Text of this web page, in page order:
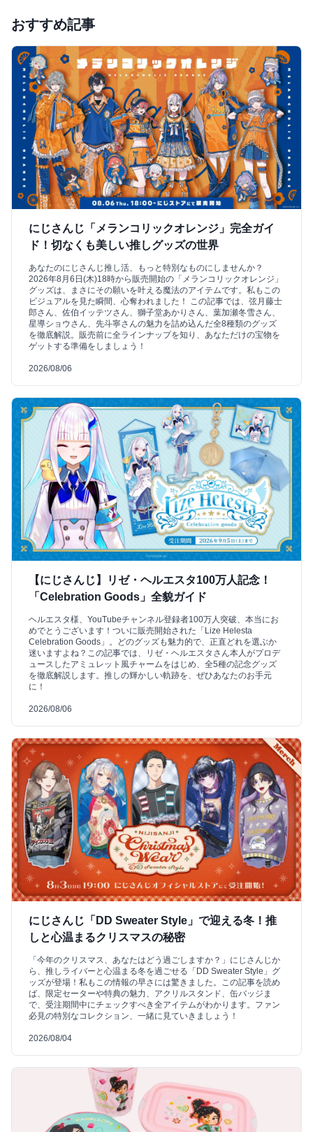
おすすめ記事
にじさんじ「メランコリックオレンジ」完全ガイ
ド！切なくも美しい推しグッズの世界
あなたのにじさんじ推し活、もっと特別なものにしませんか？
2026年8月6日(木)18時から販売開始の「メランコリックオレンジ」
グッズは、まさにその願いを叶える魔法のアイテムです。私もこの
ビジュアルを見た瞬間、心奪われました！ この記事では、弦月藤士
郎さん、佐伯イッテツさん、獅子堂あかりさん、葉加瀬冬雪さん、
星導ショウさん、先斗寧さんの魅力を詰め込んだ全8種類のグッズ
を徹底解説。販売前に全ラインナップを知り、あなただけの宝物を
ゲットする準備をしましょう！
2026/08/06
【にじさんじ】リゼ・ヘルエスタ100万人記念！
「Celebration Goods」全貌ガイド
ヘルエスタ様、YouTubeチャンネル登録者100万人突破、本当にお
めでとうございます！ついに販売開始された「Lize Helesta
Celebration Goods」。どのグッズも魅力的で、正直どれを選ぶか
迷いますよね？この記事では、リゼ・ヘルエスタさん本人がプロデ
ュースしたアミュレット風チャームをはじめ、全5種の記念グッズ
を徹底解説します。推しの輝かしい軌跡を、ぜひあなたのお手元
に！
2026/08/06
にじさんじ「DD Sweater Style」で迎える冬！推
しと心温まるクリスマスの秘密
「今年のクリスマス、あなたはどう過ごしますか？」にじさんじか
ら、推しライバーと心温まる冬を過ごせる「DD Sweater Style」グ
ッズが登場！私もこの情報の早さには驚きました。この記事を読め
ば、限定セーターや特典の魅力、アクリルスタンド、缶バッジま
で、受注期間中にチェックすべき全アイテムがわかります。ファン
必見の特別なコレクション、一緒に見ていきましょう！
2026/08/04